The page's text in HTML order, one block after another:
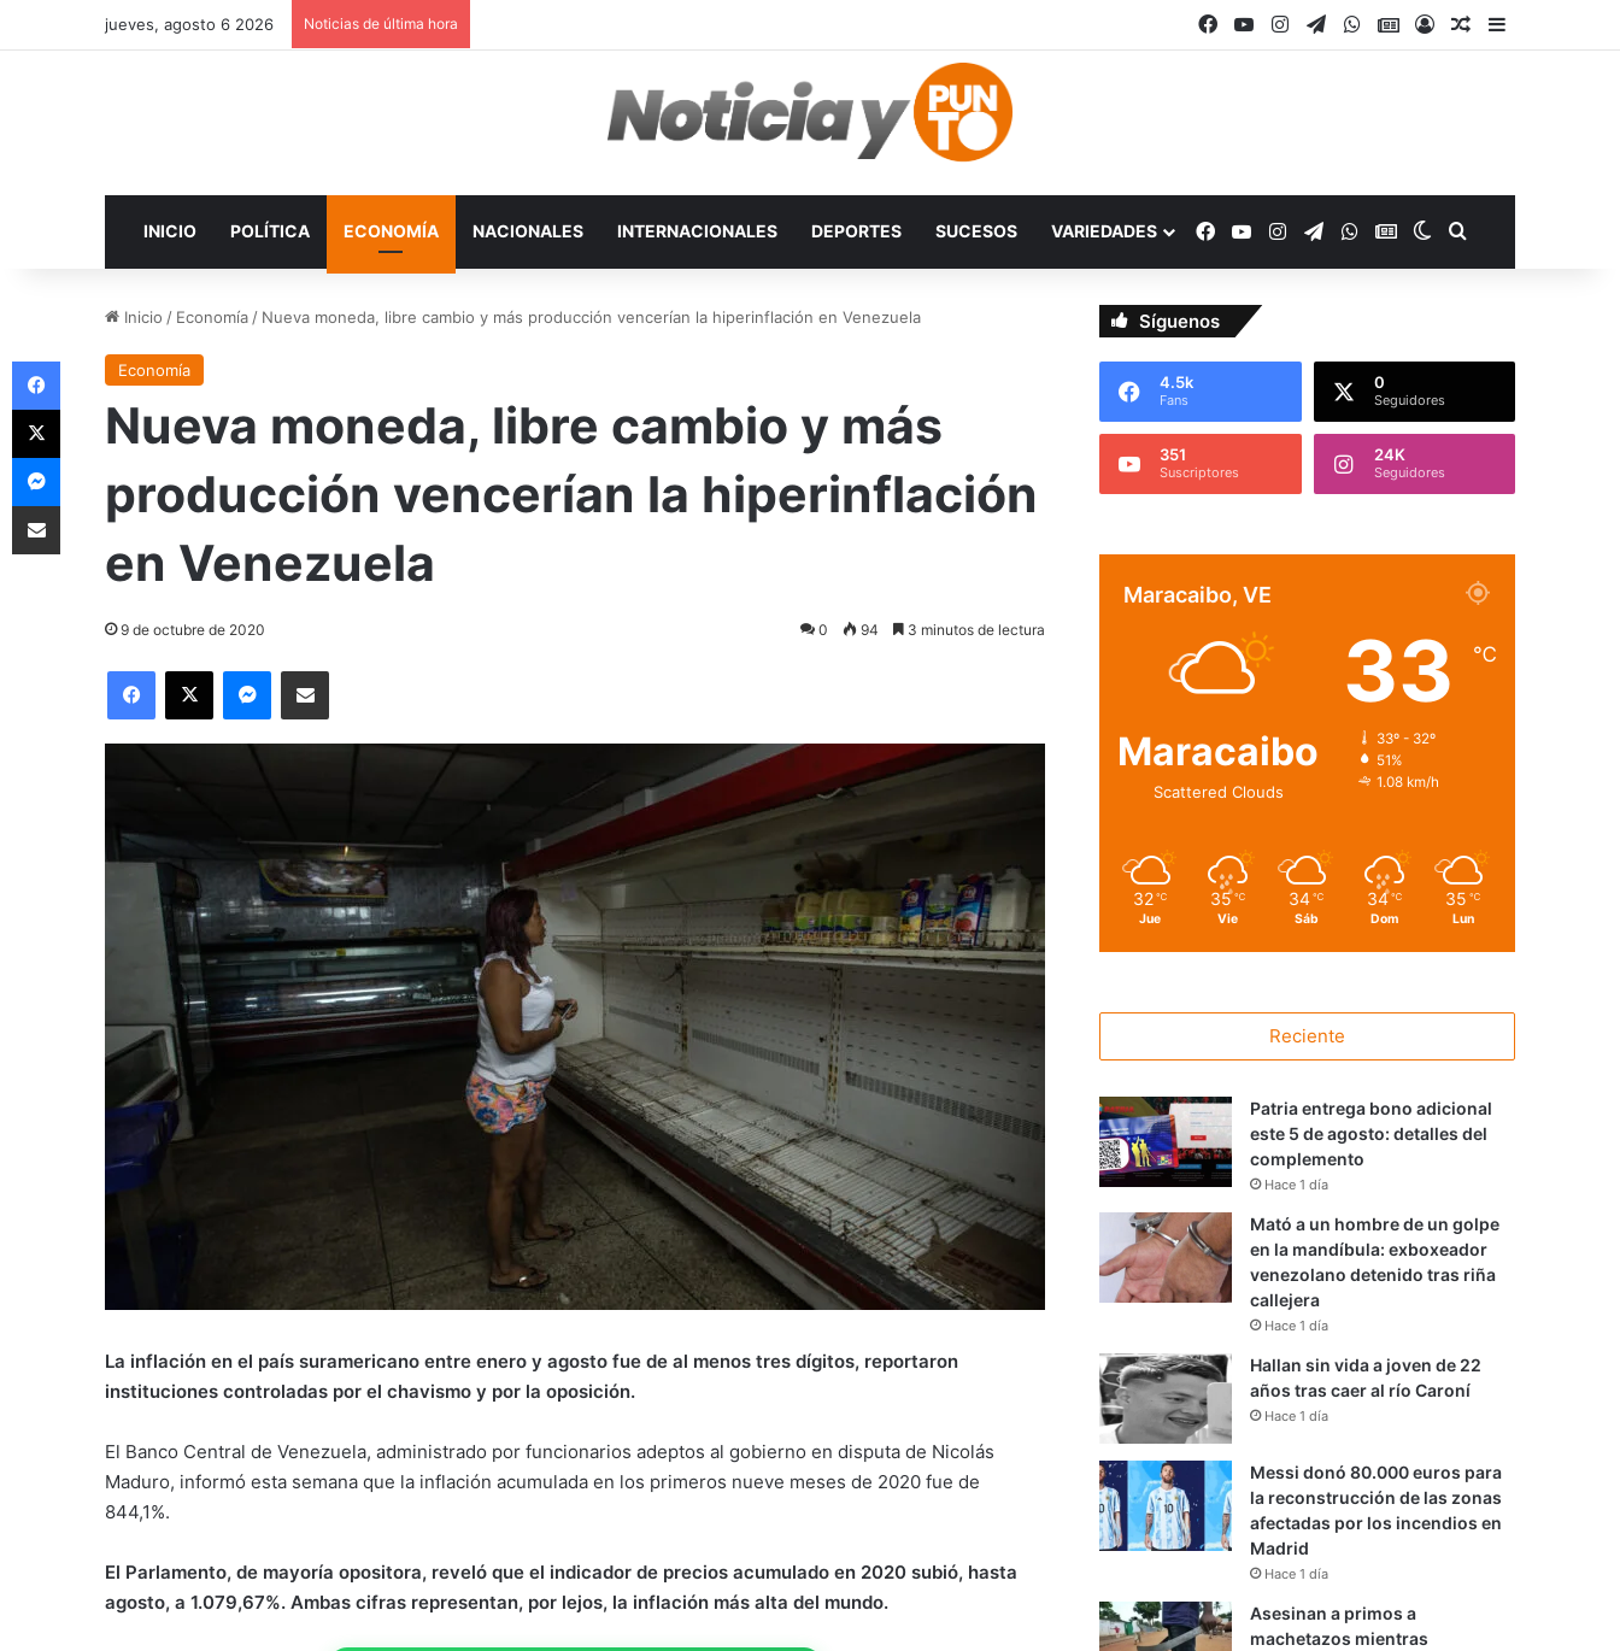
jueves, agosto 6 2026 Noticias de última hora Facebook
YouTubeInstagram
TelegramWhatsApp
Google Noticias
AccesoPublicación al
Barra lateral
INICIO POLÍTICA ECONOMÍA NACIONALES INTERNACIONALES DEPORTES SUCESOS VARIEDADES Facebook
YouTubeInstagram
Telegram
WhatsApp
Google Noticias
Switch skin
Inicio / Economía / Nueva moneda, libre cambio y más producción vencerían la hiperinflación en Venezuela
Economía
Nueva moneda, libre cambio y más
producción vencerían la hiperinflación
en Venezuela
9 de octubre de 2020 0 94 3 minutos de lectura
Facebook
X MessengerCompartir por correo electrónico
La inflación en el país suramericano entre enero y agosto fue de al menos tres dígitos, reportaron
instituciones controladas por el chavismo y por la oposición.
El Banco Central de Venezuela, administrado por funcionarios adeptos al gobierno en disputa de Nicolás
Maduro, informó esta semana que la inflación acumulada en los primeros nueve meses de 2020 fue de
844,1%.
El Parlamento, de mayoría opositora, reveló que el indicador de precios acumulado en 2020 subió, hasta
agosto, a 1.079,67%. Ambas cifras representan, por lejos, la inflación más alta del mundo.
Síguenos
4.5k
Fans
0
Seguidores
351
Suscriptores
24K
Seguidores
Maracaibo, VE
Maracaibo
Scattered Clouds
33 ℃
33º - 32º
51%
1.08 km/h
32 ℃
Jue
35 ℃
Vie
34 ℃
Sáb
34 ℃
Dom
35 ℃
Lun
Reciente
Patria entrega bono adicional
este 5 de agosto: detalles del
complemento
Hace 1 día
Mató a un hombre de un golpe
en la mandíbula: exboxeador
venezolano detenido tras riña
callejera
Hace 1 día
Hallan sin vida a joven de 22
años tras caer al río Caroní
Hace 1 día
Messi donó 80.000 euros para
la reconstrucción de las zonas
afectadas por los incendios en
Madrid
Hace 1 día
Asesinan a primos a
machetazos mientras
Facebook
X
Messenger
Compartir por correo electrónico